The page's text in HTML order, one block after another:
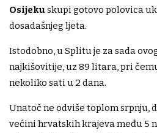
Osijeku skupi gotovo polovica
dosadašnjeg ljeta.
Istodobno, u Splitu je za sada
najkišovitije, uz 89 litara, pri
nekoliko sati u 2 dana.
Unatoč ne odviše toplom srpnju,
većini hrvatskih krajeva među 5